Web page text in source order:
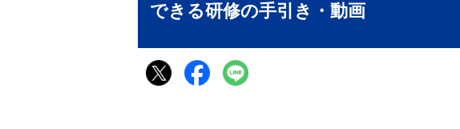
できる研修の手引き・動画